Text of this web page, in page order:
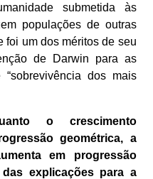
submetida às
populações de outras
foi um dos méritos de seu
de Darwin para as
dos mais
o crescimento
geométrica, a
em progressão
explicações para a